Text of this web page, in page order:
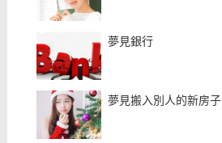
夢見銀行
夢見搬入別人的新房子